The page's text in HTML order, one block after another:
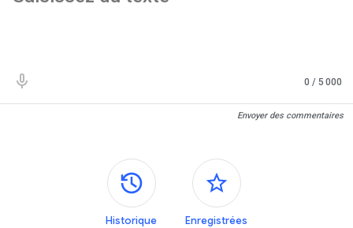
0 / 5 000
Envoyer des commentaires
Panneaux latéraux
Historique Enregistrées